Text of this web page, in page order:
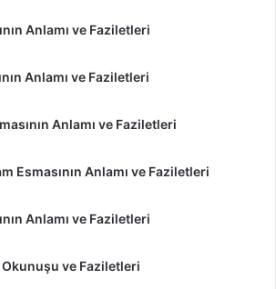
Anlamı ve Faziletleri
Anlamı ve Faziletleri
Anlamı ve Faziletleri
Esmasının Anlamı ve Faziletleri
Anlamı ve Faziletleri
Okunuşu ve Faziletleri